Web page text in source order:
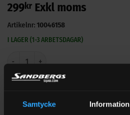
Samtycke Information
299kr Exkl moms
Artikelnr:10046158
I LAGER (1-3 ARBETSDAGAR)